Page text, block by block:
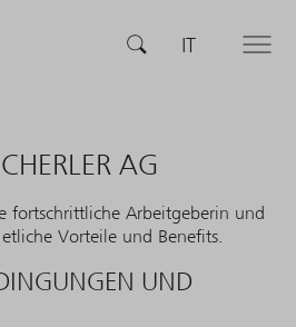
SUCHE IT MENÜ
AG
fortschrittliche Arbeitgeberin und
Vorteile und Benefits.
UND